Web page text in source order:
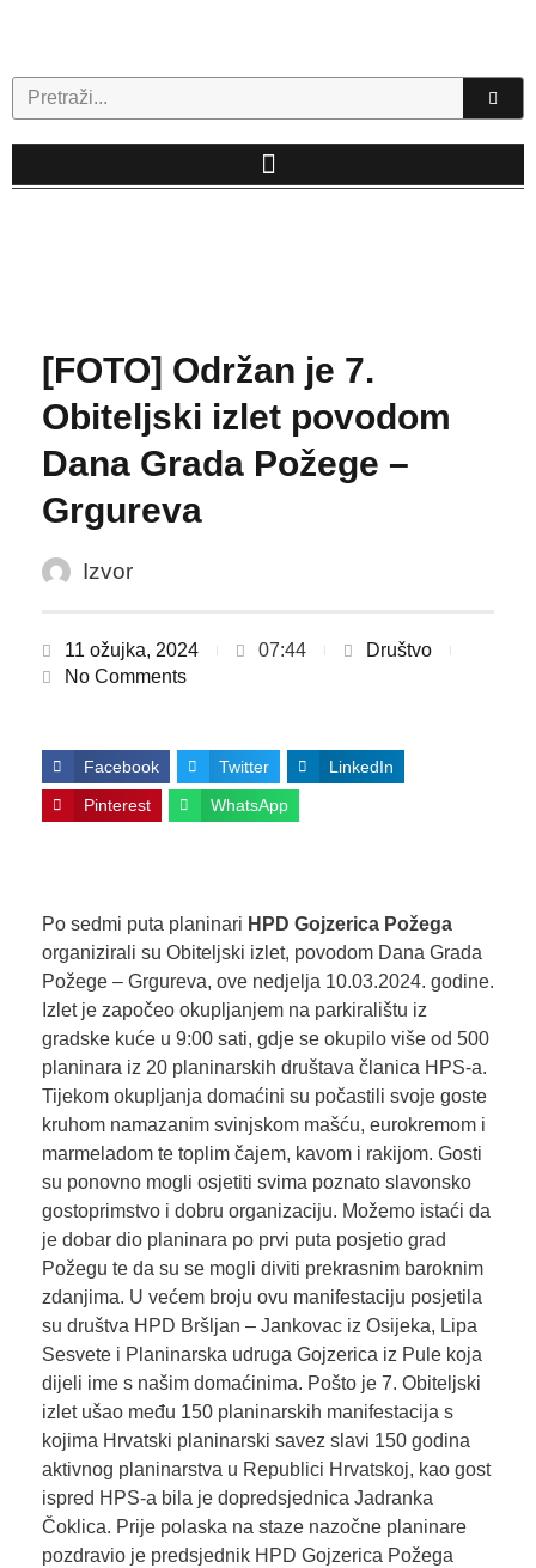
Search
[FOTO] Održan je 7.
Obiteljski izlet povodom
Dana Grada Požege –
Grgureva
Izvor
11 ožujka, 2024 07:44
Društvo
No Comments
Facebook Twitter LinkedIn
Pinterest WhatsApp
Po sedmi puta planinari HPD Gojzerica Požega
organizirali su Obiteljski izlet, povodom Dana Grada
Požege – Grgureva, ove nedjelja 10.03.2024. godine.
Izlet je započeo okupljanjem na parkiralištu iz
gradske kuće u 9:00 sati, gdje se okupilo više od 500
planinara iz 20 planinarskih društava članica HPS-a.
Tijekom okupljanja domaćini su počastili svoje goste
kruhom namazanim svinjskom mašću, eurokremom i
marmeladom te toplim čajem, kavom i rakijom. Gosti
su ponovno mogli osjetiti svima poznato slavonsko
gostoprimstvo i dobru organizaciju. Možemo istaći da
je dobar dio planinara po prvi puta posjetio grad
Požegu te da su se mogli diviti prekrasnim baroknim
zdanjima. U većem broju ovu manifestaciju posjetila
su društva HPD Bršljan – Jankovac iz Osijeka, Lipa
Sesvete i Planinarska udruga Gojzerica iz Pule koja
dijeli ime s našim domaćinima. Pošto je 7. Obiteljski
izlet ušao među 150 planinarskih manifestacija s
kojima Hrvatski planinarski savez slavi 150 godina
aktivnog planinarstva u Republici Hrvatskoj, kao gost
ispred HPS-a bila je dopredsjednica Jadranka
Čoklica. Prije polaska na staze nazočne planinare
pozdravio je predsjednik HPD Gojzerica Požega